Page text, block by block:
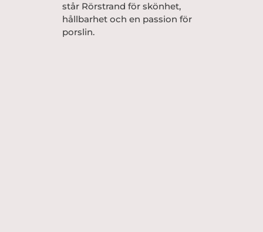
står Rörstrand för skönhet,
hållbarhet och en passion för
porslin.